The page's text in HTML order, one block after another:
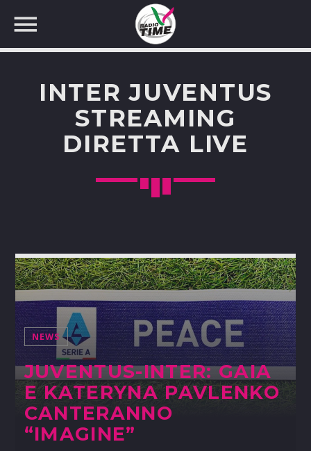
CERCA NEL SITO WEB:
INTER JUVENTUS
STREAMING
DIRETTA LIVE
NEWS
JUVENTUS-INTER: GAIA
E KATERYNA PAVLENKO
CANTERANNO
“IMAGINE”